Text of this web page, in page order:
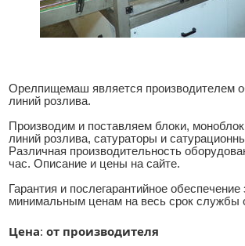
Орелпищемаш является производителем
линий розлива.
Производим и поставляем блоки,
линий розлива, сатураторы и
Различная производительность
час. Описание и цены на сайте.
Гарантия и послегарантийное
минимальным ценам на весь срок службы
Цена: от производителя